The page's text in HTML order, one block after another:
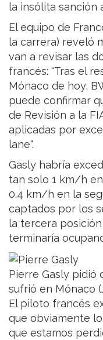
la insólita sanción
El equipo de
la carrera) reveló
van a revisar las
francés: “Tras el
Mónaco de hoy,
puede confirmar
de Revisión a la
aplicadas por
lane".
Gasly habría
tan solo 1 km/h
0.4 km/h en la
captados por los
la tercera
terminaría
Pierre Gasly pidió
sufrió en Mónaco
El piloto francés
que obviamente
que estamos